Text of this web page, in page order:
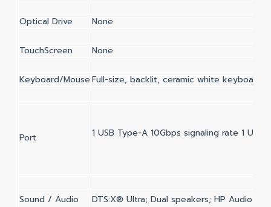
Optical Drive None
TouchScreen None
Keyboard/MouseFull-size, backlit, ceramic white keyboard
Port 1 USB Type-A 10Gbps signaling rate 1
Sound / Audio DTS:X® Ultra; Dual speakers; HP Audio